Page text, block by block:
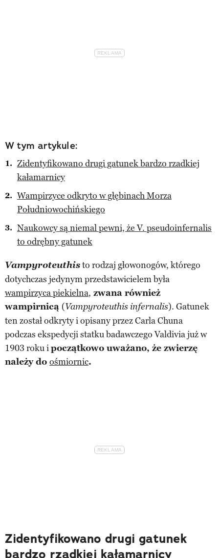
W tym artykule:
Zidentyfikowano drugi gatunek bardzo rzadkiej
kałamarnicy
Wampirzyce odkryto w głębinach Morza
Południowochińskiego
Naukowcy są niemal pewni, że V. pseudoinfernalis
to odrębny gatunek
Vampyroteuthisto rodzaj głowonogów, którego
dotychczas jedynym przedstawicielem była
wampirzyca piekielna, zwana również
wampirnicą (Vampyroteuthis infernalis). Gatunek
ten został odkryty i opisany przez Carla Chuna
podczas ekspedycji statku badawczego Valdivia już w
1903 roku ipoczątkowo uważano, że zwierzę
należy do ośmiornic.
Zidentyfikowano drugi gatunek
bardzo rzadkiej kałamarnicy